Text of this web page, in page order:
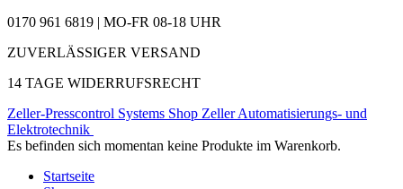
0170 961 6819 | MO-FR 08-18 UHR
ZUVERLÄSSIGER VERSAND
14 TAGE WIDERRUFSRECHT
Zeller-Presscontrol Systems Shop Zeller Automatisierungs- und
Elektrotechnik
Es befinden sich momentan keine Produkte im Warenkorb.
Startseite